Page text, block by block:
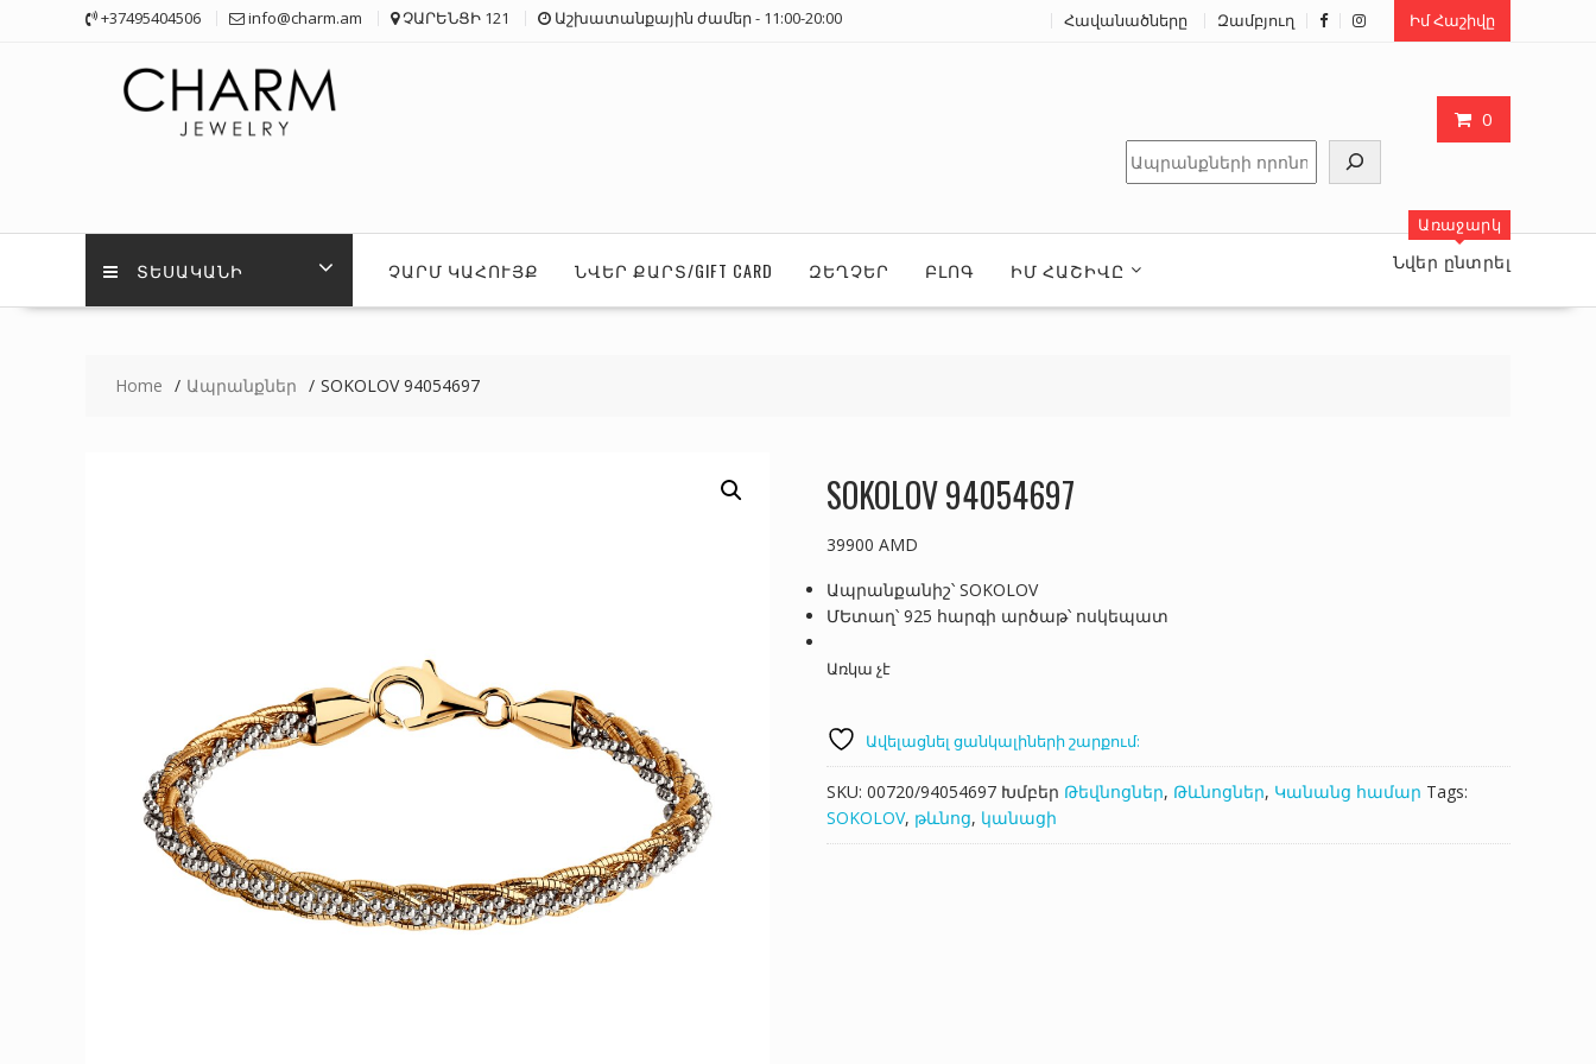
+37495404506 info@charm.am ՉԱՐԵՆՑԻ 121 Աշխատանքային ժամեր - 11:00-20:00 Հավանածները Զամբյուղ Իմ Հաշիվը
0
Որոնել
ՏԵՍԱԿԱՆԻ ՉԱՐՄ ԿԱՀՈՒՅՔ ՆՎԵՐ ՔԱՐՏ/GIFT CARD ԶԵՂՉԵՐ ԲԼՈԳ ԻՄ ՀԱՇԻՎԸ
Առաջարկ
Նվեր ընտրել
Home Ապրանքներ SOKOLOV 94054697
SOKOLOV 94054697
39900 AMD
Ապրանքանիշ՝ SOKOLOV
ՄԵտաղ՝ 925 հարգի արծաթ՝ ոսկեպատ
Առկա չէ
Ավելացնել ցանկալիների շարքում:
SKU: 00720/94054697 Խմբեր Թեվնոցներ, Թևնոցներ, Կանանց համար Tags:
SOKOLOV, թևնոց, կանացի